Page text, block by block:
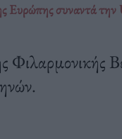
Ευρώπης συναντά